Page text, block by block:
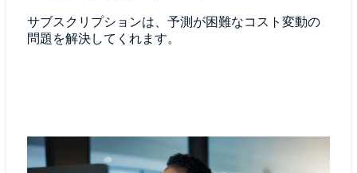
サブスクリプションは、予測が困難なコスト変動の
問題を解決してくれます。